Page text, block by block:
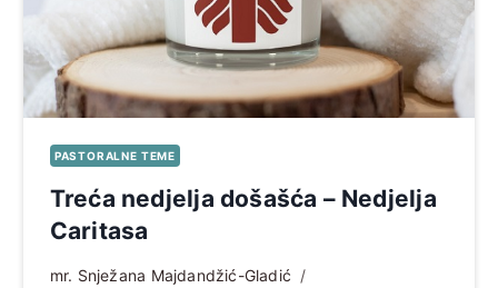
PASTORALNE TEME
Treća nedjelja došašća – Nedjelja
Caritasa
mr. Snježana Majdandžić-Gladić